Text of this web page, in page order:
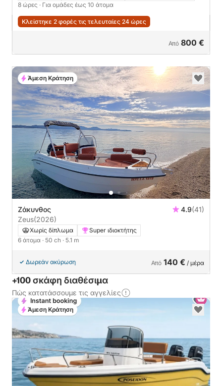
8 ώρες · Για ομάδες έως 10 άτομα
Κλείστηκε 2 φορές τις τελευταίες 24 ώρες
Από 800 €
Ζάκυνθος 4.9(41)
Zeus(2026)
Χωρίς δίπλωμα
Super ιδιοκτήτης
6 άτομα · 50 ch · 5.1 m
Δωρεάν ακύρωση Από 140 € / μέρα
Άμεση Κράτηση
+100 σκάφη διαθέσιμα
Πώς κατατάσσουμε τις αγγελίες
Άμεση Κράτηση